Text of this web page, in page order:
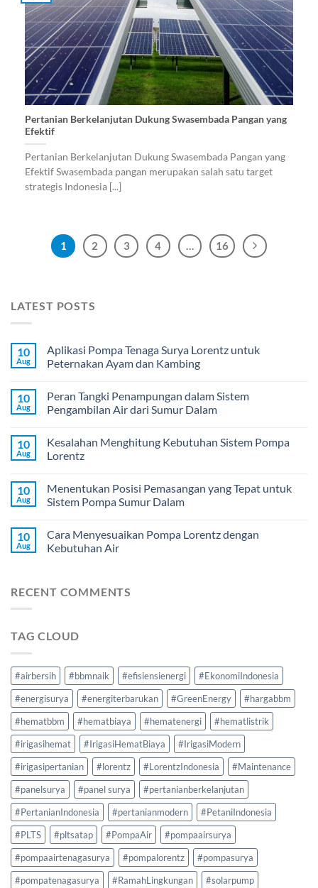
Pertanian Berkelanjutan Dukung Swasembada Pangan yang
Efektif
Pertanian Berkelanjutan Dukung Swasembada Pangan yang
Efektif Swasembada pangan merupakan salah satu target
strategis Indonesia [...]
1 2 3 4 16
LATEST POSTS
10
Aug
Aplikasi Pompa Tenaga Surya Lorentz untuk
Peternakan Ayam dan Kambing
10
Aug
Peran Tangki Penampungan dalam Sistem
Pengambilan Air dari Sumur Dalam
10
Aug
Kesalahan Menghitung Kebutuhan Sistem Pompa
Lorentz
10
Aug
Menentukan Posisi Pemasangan yang Tepat untuk
Sistem Pompa Sumur Dalam
10
Aug
Cara Menyesuaikan Pompa Lorentz dengan
Kebutuhan Air
RECENT COMMENTS
TAG CLOUD
#airbersih #bbmnaik #efisiensienergi
#EkonomiIndonesia
#energisurya
#energiterbarukan #GreenEnergy
#hargabbm
#hematbbm
#hematbiaya #hematenergi
#hematlistrik
#irigasihemat
#IrigasiHematBiaya
#IrigasiModern
#irigasipertanian
#lorentz #LorentzIndonesia
#Maintenance
#panelsurya
#panel surya
#pertanianberkelanjutan
#PertanianIndonesia
#pertanianmodern
#PetaniIndonesia
#PLTS
#pltsatap #PompaAir
#pompaairsurya
#pompaairtenagasurya
#pompalorentz
#pompasurya
#pompatenagasurya
#RamahLingkungan #solarpump